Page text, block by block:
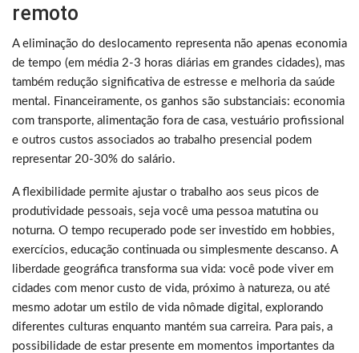
remoto
A eliminação do deslocamento representa não apenas economia
de tempo (em média 2-3 horas diárias em grandes cidades), mas
também redução significativa de estresse e melhoria da saúde
mental. Financeiramente, os ganhos são substanciais: economia
com transporte, alimentação fora de casa, vestuário profissional
e outros custos associados ao trabalho presencial podem
representar 20-30% do salário.
A flexibilidade permite ajustar o trabalho aos seus picos de
produtividade pessoais, seja você uma pessoa matutina ou
noturna. O tempo recuperado pode ser investido em hobbies,
exercícios, educação continuada ou simplesmente descanso. A
liberdade geográfica transforma sua vida: você pode viver em
cidades com menor custo de vida, próximo à natureza, ou até
mesmo adotar um estilo de vida nômade digital, explorando
diferentes culturas enquanto mantém sua carreira. Para pais, a
possibilidade de estar presente em momentos importantes da